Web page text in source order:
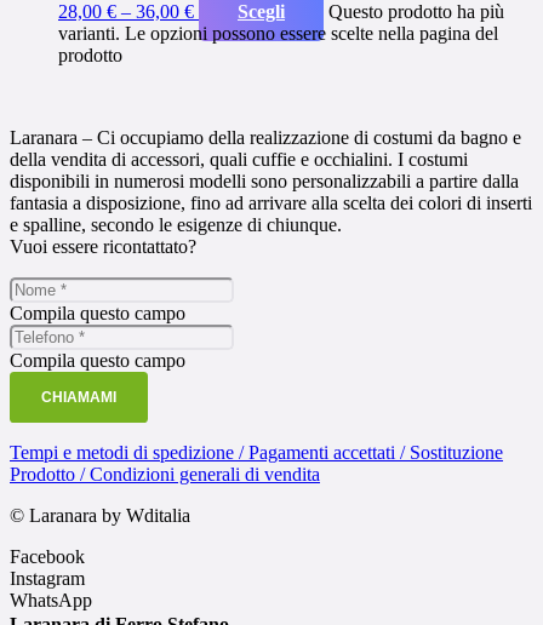
28,00 € – 36,00 € Scegli
Questo prodotto ha più
varianti. Le opzioni possono essere scelte nella pagina del
prodotto
Laranara – Ci occupiamo della realizzazione di costumi da bagno e
della vendita di accessori, quali cuffie e occhialini. I costumi
disponibili in numerosi modelli sono personalizzabili a partire dalla
fantasia a disposizione, fino ad arrivare alla scelta dei colori di inserti
e spalline, secondo le esigenze di chiunque.
Vuoi essere ricontattato?
Compila questo campo
Compila questo campo
CHIAMAMI
Tempi e metodi di spedizione / Pagamenti accettati / Sostituzione
Prodotto / Condizioni generali di vendita
© Laranara by Wditalia
Facebook
Instagram
WhatsApp